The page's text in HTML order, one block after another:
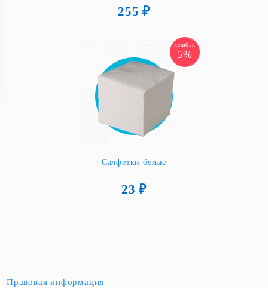
255 ₽
кешбэк
5%
Салфетки белые
23 ₽
Правовая информация